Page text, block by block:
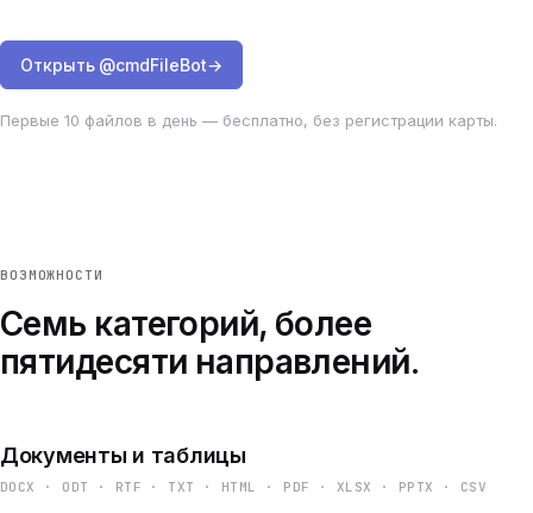
Открыть @cmdFileBot→
Первые 10 файлов в день — бесплатно, без регистрации карты.
ВОЗМОЖНОСТИ
Семь категорий, более
пятидесяти направлений.
Документы и таблицы
DOCX · ODT · RTF · TXT · HTML · PDF · XLSX · PPTX · CSV